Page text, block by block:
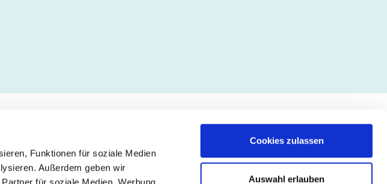
Funktionen für soziale Medien
Außerdem geben wir
Cookies zulassen
Auswahl erlauben
Folgen Sie uns